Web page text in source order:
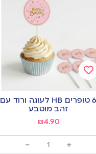
Add
to
wishlist
6 טופרים HB לעוגה ורוד עם
זהב מוטבע
₪4.90
+
-